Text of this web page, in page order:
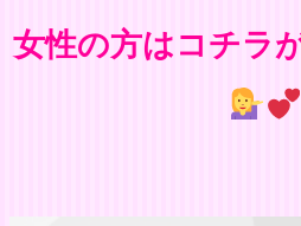
女性の方はコチラ